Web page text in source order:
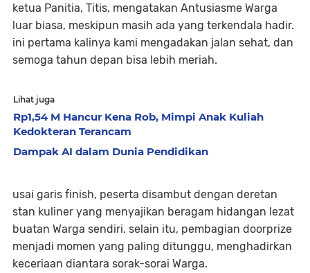
ketua Panitia, Titis, mengatakan Antusiasme Warga
luar biasa, meskipun masih ada yang terkendala hadir.
ini pertama kalinya kami mengadakan jalan sehat, dan
semoga tahun depan bisa lebih meriah.
Lihat juga
Rp1,54 M Hancur Kena Rob, Mimpi Anak Kuliah
Kedokteran Terancam
Dampak AI dalam Dunia Pendidikan
usai garis finish, peserta disambut dengan deretan
stan kuliner yang menyajikan beragam hidangan lezat
buatan Warga sendiri. selain itu, pembagian doorprize
menjadi momen yang paling ditunggu, menghadirkan
keceriaan diantara sorak-sorai Warga.